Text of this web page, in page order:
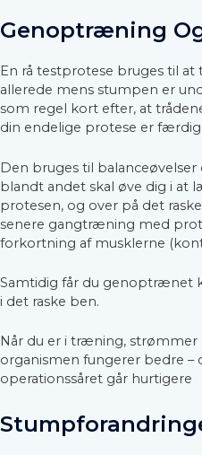
Genoptræning
En rå testprotese bruges til
allerede mens stumpen er
som regel kort efter, at
din endelige protese er færdig.
Den bruges til
blandt andet skal øve dig i at
protesen, og over på det
senere gangtræning med
forkortning af musklerne
Samtidig får du genoptrænet
i det raske ben.
Når du er i træning,
organismen fungerer bedre –
operationssåret går hurtigere